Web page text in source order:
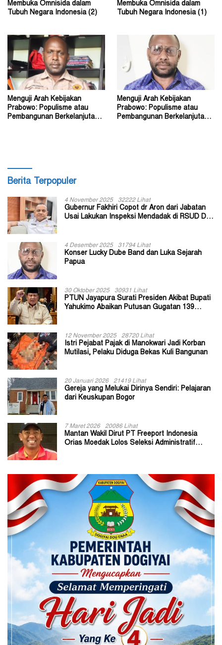
Membuka Omnisida dalam
Tubuh Negara Indonesia (2)
Membuka Omnisida dalam
Tubuh Negara Indonesia (1)
Menguji Arah Kebijakan
Prabowo: Populisme atau
Pembangunan Berkelanjutan?
Menguji Arah Kebijakan
Prabowo: Populisme atau
Pembangunan Berkelanjutan?
Berita Terpopuler
4 November 2025 32222 Lihat
Gubernur Fakhiri Copot dr Aron dari Jabatan
Usai Lakukan Inspeksi Mendadak di RSUD Dok
4 Desember 2025 31794 Lihat
Konser Lucky Dube Band dan Luka Sejarah
Papua
30 Oktober 2025 30931 Lihat
PTUN Jayapura Surati Presiden Akibat Bupati
Yahukimo Abaikan Putusan Gugatan 139
12 November 2025 28720 Lihat
Istri Pejabat Pajak di Manokwari Jadi Korban
Mutilasi, Pelaku Diduga Bekas Kuli Bangunan
20 Januari 2026 21419 Lihat
Gereja yang Melukai Dirinya Sendiri: Pelajaran
dari Keuskupan Bogor
7 Maret 2026 20086 Lihat
Mantan Wakil Dirut PT Freeport Indonesia
Orias Moedak Lolos Seleksi Administratif